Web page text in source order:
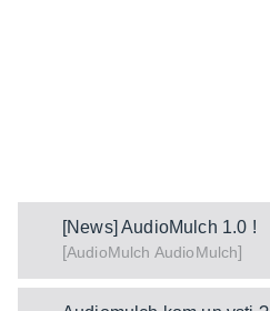
[News] AudioMulch 1.0 !
[AudioMulch AudioMulch]